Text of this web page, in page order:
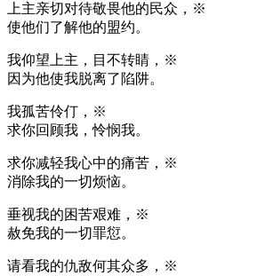
上主亲切对待敬畏他的民众，※
使他们了解他的盟约。
我仰望上主，目不转睛，※
因为他使我脱离了陷阱。
我孤苦伶仃，※
求你回顾我，怜悯我。
求你减轻我心中的痛苦，※
消除我的一切烦恼。
垂视我的困苦艰难，※
赦免我的一切罪愆。
请看我的仇敌何其众多，※